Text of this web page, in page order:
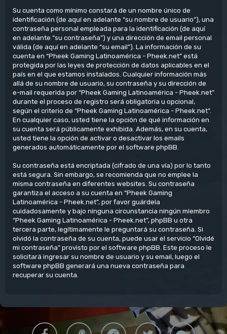
Su cuenta como mínimo constará de un nombre único de
identificación (de aquí en adelante “su nombre de usuario”), una
contraseña personal empleada para la identificación (de aquí
en adelante “su contraseña”) y una dirección de email personal
válida (de aquí en adelante “su email”). La información de su
cuenta en “Pheek Gaming Latinoamérica - Pheek.net” está
protegida por las leyes de protección de datos aplicables en el
país en el que estamos instalados. Cualquier información más
allá de su nombre de usuario, su contraseña y su dirección de
e-mail requerida por “Pheek Gaming Latinoamérica - Pheek.net”
durante el proceso de registro será obligatoria u opcional,
según el criterio de “Pheek Gaming Latinoamérica - Pheek.net”.
En cualquier caso, usted tiene la opción de qué información en
su cuenta será públicamente exhibida. Además, en su cuenta,
usted tiene la opción de activar o desactivar los emails
generados automáticamente por el software phpBB.
Su contraseña está encriptada (cifrado de una vía) por lo tanto
está segura. Sin embargo, se recomienda que no emplee la
misma contraseña en diferentes websites. Su contraseña
garantiza el acceso a su cuenta en “Pheek Gaming
Latinoamérica - Pheek.net”, por favor guárdela
cuidadosamente y bajo ninguna circunstancia ningún miembro
“Pheek Gaming Latinoamérica - Pheek.net”, phpBB u otra
tercera parte, legítimamente le preguntará su contraseña. Si
olvidó la contraseña de su cuenta, puede usar el servicio “Olvidé
mi contraseña” provisto por el software phpBB. Este proceso le
solicitará ingresar su nombre de usuario y su email, luego el
software phpBB generará una nueva contraseña para
recuperar su cuenta.